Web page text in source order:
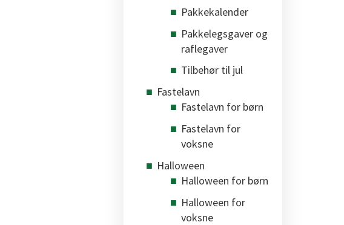
Pakkekalender
Pakkelegsgaver og
raflegaver
Tilbehør til jul
Fastelavn
Fastelavn for børn
Fastelavn for
voksne
Halloween
Halloween for børn
Halloween for
voksne